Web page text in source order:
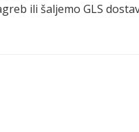
ili šaljemo GLS